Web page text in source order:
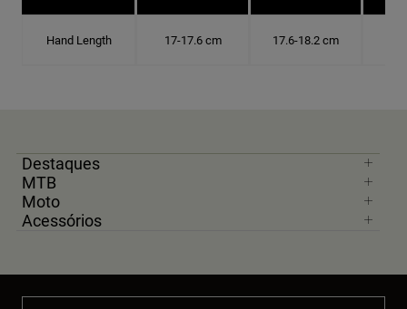
Hand Length 17-17.6 cm 17.6-18.2 cm
Destaques
MTB
Moto
Acessórios